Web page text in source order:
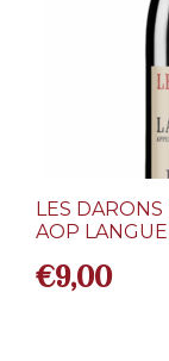
LES
AOP
€9,00